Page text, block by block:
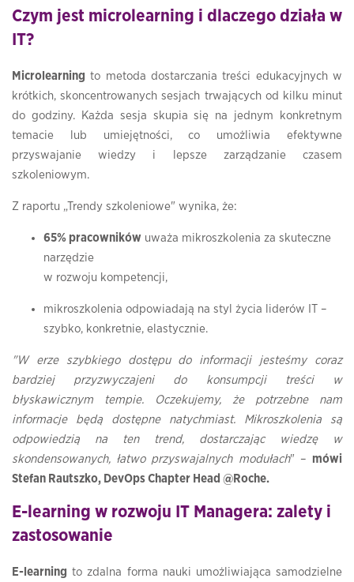
Czym jest microlearning i dlaczego działa w
IT?
Microlearning to metoda dostarczania treści edukacyjnych w
krótkich, skoncentrowanych sesjach trwających od kilku minut
do godziny. Każda sesja skupia się na jednym konkretnym
temacie lub umiejętności, co umożliwia efektywne
przyswajanie wiedzy i lepsze zarządzanie czasem
szkoleniowym.
Z raportu „Trendy szkoleniowe" wynika, że:
65% pracowników uważa mikroszkolenia za skuteczne
narzędzie
w rozwoju kompetencji,
mikroszkolenia odpowiadają na styl życia liderów IT –
szybko, konkretnie, elastycznie.
"W erze szybkiego dostępu do informacji jesteśmy coraz
bardziej przyzwyczajeni do konsumpcji treści w
błyskawicznym tempie. Oczekujemy, że potrzebne nam
informacje będą dostępne natychmiast. Mikroszkolenia są
odpowiedzią na ten trend, dostarczając wiedzę w
skondensowanych, łatwo przyswajalnych modułach" – mówi
Stefan Rautszko, DevOps Chapter Head @Roche.
E-learning w rozwoju IT Managera: zalety i
zastosowanie
E-learning to zdalna forma nauki umożliwiająca samodzielne